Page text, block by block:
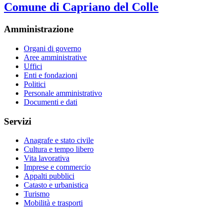
Comune di Capriano del Colle
Amministrazione
Organi di governo
Aree amministrative
Uffici
Enti e fondazioni
Politici
Personale amministrativo
Documenti e dati
Servizi
Anagrafe e stato civile
Cultura e tempo libero
Vita lavorativa
Imprese e commercio
Appalti pubblici
Catasto e urbanistica
Turismo
Mobilità e trasporti